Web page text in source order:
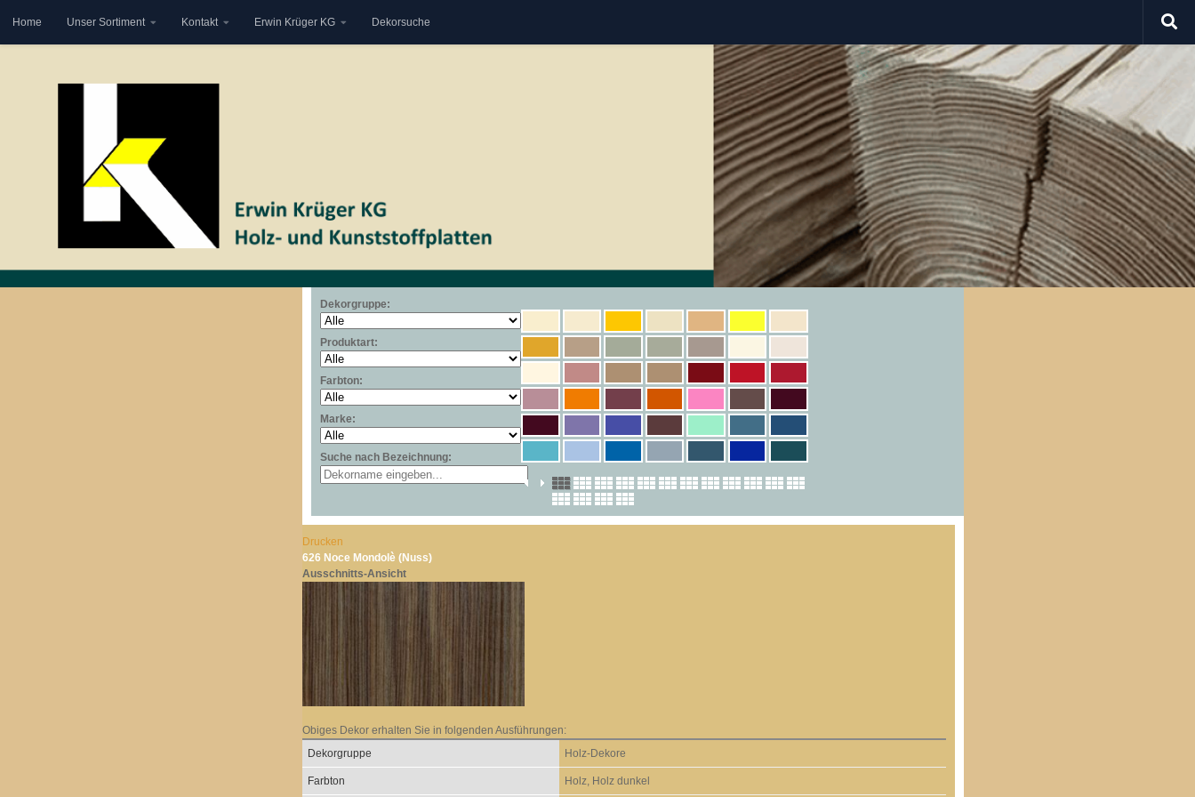
Zum Inhalt springen
Home Unser Sortiment Kontakt Erwin Krüger KG Dekorsuche
Dekorgruppe:
Produktart:
Farbton:
Marke:
Suche nach Bezeichnung:
Drucken
626 Noce Mondolè (Nuss)
Ausschnitts-Ansicht
Obiges Dekor erhalten Sie in folgenden Ausführungen:
Dekorgruppe
Holz-Dekore
Farbton Holz, Holz dunkel